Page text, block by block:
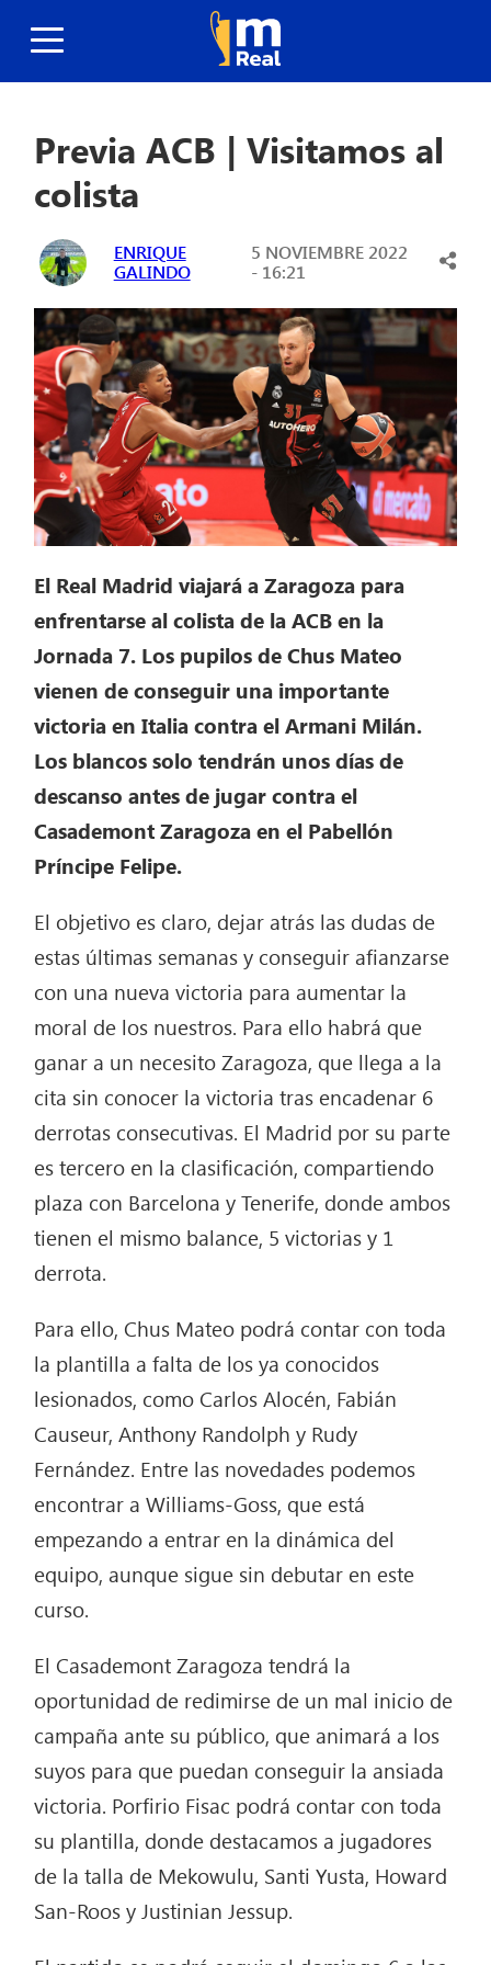
Previa ACB | Visitamos al
colista
ENRIQUE
GALINDO
5 NOVIEMBRE 2022
- 16:21
El Real Madrid viajará a Zaragoza para
enfrentarse al colista de la ACB en la
Jornada 7. Los pupilos de Chus Mateo
vienen de conseguir una importante
victoria en Italia contra el Armani Milán.
Los blancos solo tendrán unos días de
descanso antes de jugar contra el
Casademont Zaragoza en el Pabellón
Príncipe Felipe.
El objetivo es claro, dejar atrás las dudas de
estas últimas semanas y conseguir afianzarse
con una nueva victoria para aumentar la
moral de los nuestros. Para ello habrá que
ganar a un necesito Zaragoza, que llega a la
cita sin conocer la victoria tras encadenar 6
derrotas consecutivas. El Madrid por su parte
es tercero en la clasificación, compartiendo
plaza con Barcelona y Tenerife, donde ambos
tienen el mismo balance, 5 victorias y 1
derrota.
Para ello, Chus Mateo podrá contar con toda
la plantilla a falta de los ya conocidos
lesionados, como Carlos Alocén, Fabián
Causeur, Anthony Randolph y Rudy
Fernández. Entre las novedades podemos
encontrar a Williams-Goss, que está
empezando a entrar en la dinámica del
equipo, aunque sigue sin debutar en este
curso.
El Casademont Zaragoza tendrá la
oportunidad de redimirse de un mal inicio de
campaña ante su público, que animará a los
suyos para que puedan conseguir la ansiada
victoria. Porfirio Fisac podrá contar con toda
su plantilla, donde destacamos a jugadores
de la talla de Mekowulu, Santi Yusta, Howard
San-Roos y Justinian Jessup.